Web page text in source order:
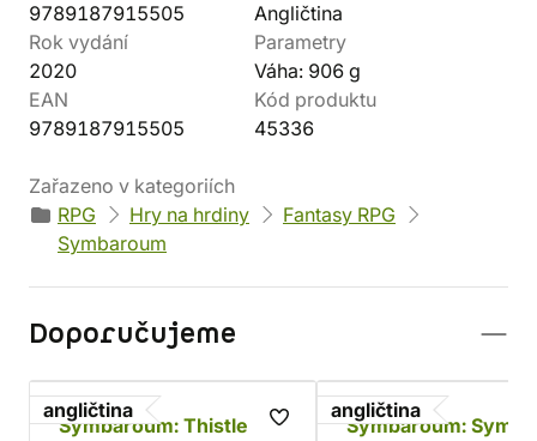
9789187915505
Angličtina
Rok vydání
2020
Parametry
Váha: 906 g
EAN
9789187915505
Kód produktu
45336
Zařazeno v kategoriích
RPG
Hry na hrdiny
Fantasy RPG
Symbaroum
Doporučujeme
angličtina
Symbaroum: Thistle
angličtina
Symbaroum: